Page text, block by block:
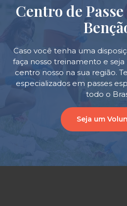
Centro de
Caso você tenha uma
faça nosso treinamento e
centro nosso na sua região.
especializados em passes
todo o
Seja um